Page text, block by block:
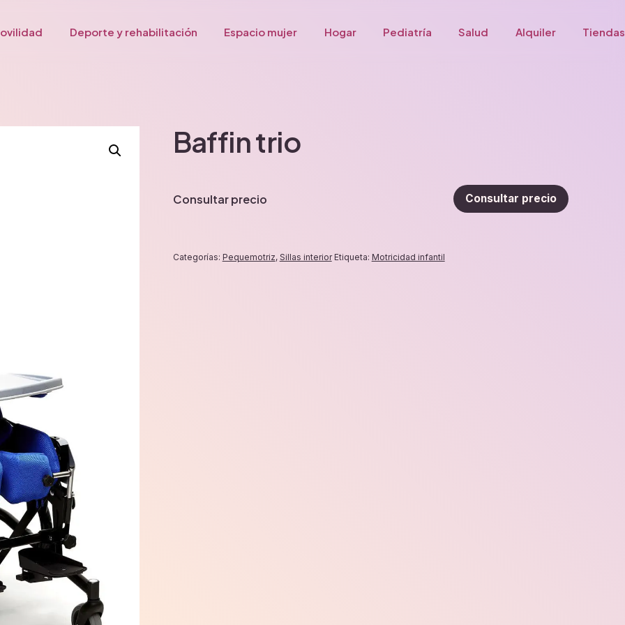
Deporte y rehabilitación Espacio mujer Hogar Pediatría Salud Alquiler Tiendas
Baffin trio
Consultar precio Consultar precio
Categorías: Pequemotriz, Sillas interior Etiqueta: Motricidad infantil